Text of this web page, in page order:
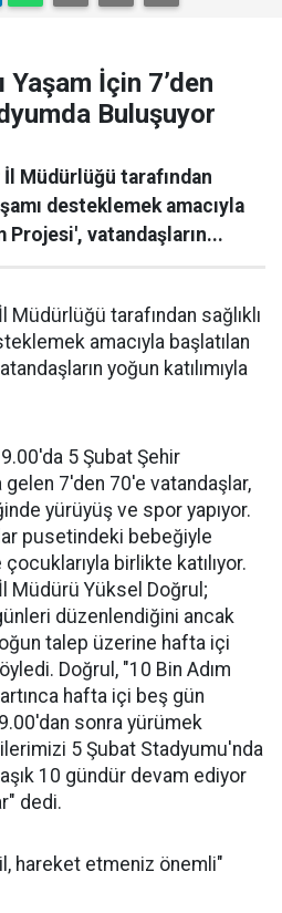
Yaşam İçin 7’den
Buluşuyor
Müdürlüğü tarafından
desteklemek amacıyla
Projesi', vatandaşların...
tarafından sağlıklı
amacıyla başlatılan
yoğun katılımıyla
5 Şubat Şehir
7'den 70'e vatandaşlar,
yürüyüş ve spor yapıyor.
pusetindeki bebeğiyle
birlikte katılıyor.
Müdürü Yüksel Doğrul;
düzenlendiğini ancak
talep üzerine hafta içi
Doğrul, "10 Bin Adım
hafta içi beş gün
sonra yürümek
5 Şubat Stadyumu'nda
10 gündür devam ediyor
dedi.
hareket etmeniz önemli"